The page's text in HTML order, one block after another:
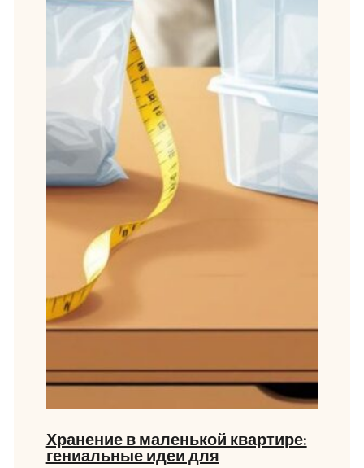
Хранение в маленькой квартире:
гениальные идеи для